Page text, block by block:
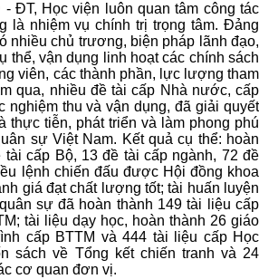
ĐT, Học viện luôn quan tâm công tác
là nhiệm vụ chính trị trọng tâm. Đảng
nhiều chủ trương, biện pháp lãnh đạo,
thể, vận dụng linh hoạt các chính sách
viên, các thành phần, lực lượng tham
qua, nhiều đề tài cấp Nhà nước, cấp
nghiệm thu và vận dụng, đã giải quyết
thực tiễn, phát triển và làm phong phú
sự Việt Nam. Kết quả cụ thể: hoàn
tài cấp Bộ, 13 đề tài cấp ngành, 72 đề
lệnh chiến đấu được Hội đồng khoa
giá đạt chất lượng tốt; tài huấn luyện
sự đã hoàn thành 149 tài liệu cấp
tài liệu dạy học, hoàn thành 26 giáo
cấp BTTM và 444 tài liệu cấp Học
sách về Tổng kết chiến tranh và 24
cơ quan đơn vị.